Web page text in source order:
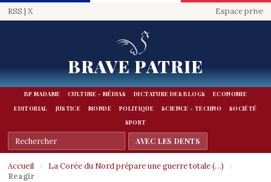
RSS | X Espace prive
BRAVE PATRIE
BP MADAME CULTURE - MÉDIAS DICTATURE DES BLOGS
ECONOMIE
EDITORIAL
JUSTICE MONDE POLITIQUE SCIENCE - TECHNO
SOCIÉTÉ
SPORT
Accueil › La Corée du Nord prépare une guerre totale (…)
›
Reagir